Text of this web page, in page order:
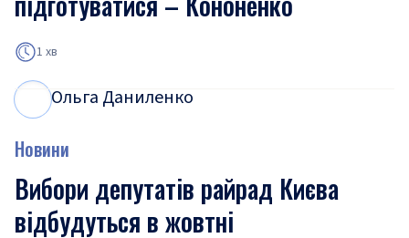
1 хв
Ольга Даниленко
Новини
Вибори депутатів райрад Києва
відбудуться в жовтні